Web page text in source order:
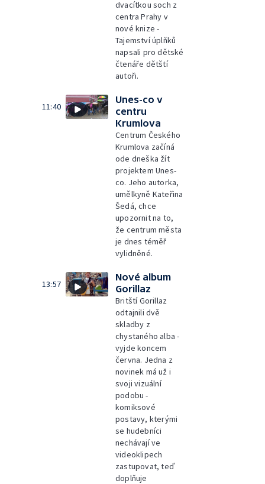
dvacítkou soch z
centra Prahy v
nové knize -
Tajemství úplňků
napsali pro dětské
čtenáře dětští
autoři.
11:40
Unes-co v
centru
Krumlova
Centrum Českého
Krumlova začíná
ode dneška žít
projektem Unes-
co. Jeho autorka,
umělkyně Kateřina
Šedá, chce
upozornit na to,
že centrum města
je dnes téměř
vylidněné.
13:57
Nové album
Gorillaz
Britští Gorillaz
odtajnili dvě
skladby z
chystaného alba -
vyjde koncem
června. Jedna z
novinek má už i
svoji vizuální
podobu -
komiksové
postavy, kterými
se hudebníci
nechávají ve
videoklipech
zastupovat, teď
doplňuje